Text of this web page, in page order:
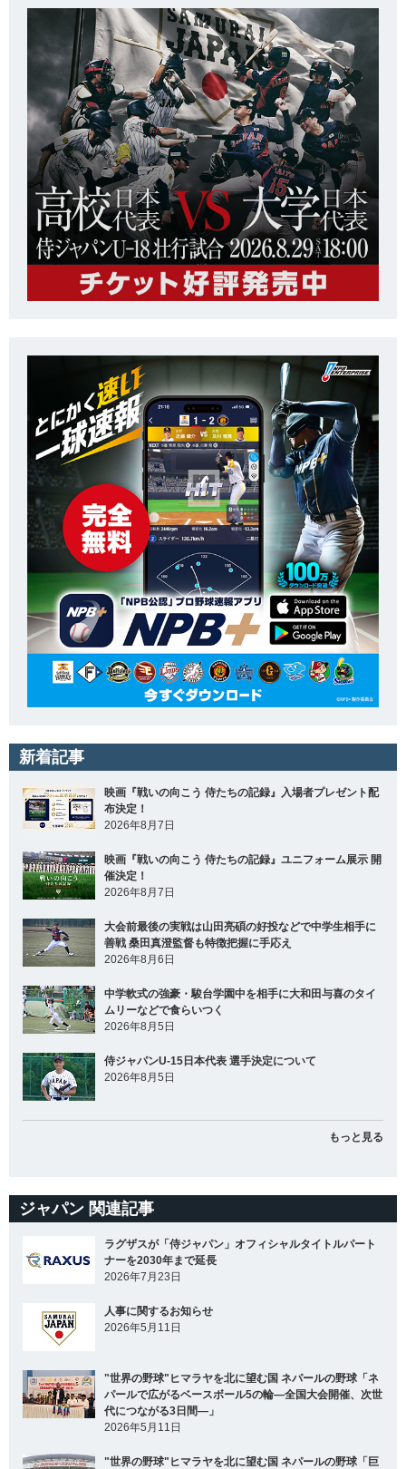
新着記事
映画『戦いの向こう 侍たちの記録』入場者プレゼント配
布決定！
2026年8月7日
映画『戦いの向こう 侍たちの記録』ユニフォーム展示 開
催決定！
2026年8月7日
大会前最後の実戦は山田亮碩の好投などで中学生相手に
善戦 桑田真澄監督も特徴把握に手応え
2026年8月6日
中学軟式の強豪・駿台学園中を相手に大和田与喜のタイ
ムリーなどで食らいつく
2026年8月5日
侍ジャパンU-15日本代表 選手決定について
2026年8月5日
もっと見る
ジャパン 関連記事
ラグザスが「侍ジャパン」オフィシャルタイトルパート
ナーを2030年まで延長
2026年7月23日
人事に関するお知らせ
2026年5月11日
"世界の野球"ヒマラヤを北に望む国 ネパールの野球「ネ
パールで広がるベースボール5の輪―全国大会開催、次世
代につながる3日間―」
2026年5月11日
"世界の野球"ヒマラヤを北に望む国 ネパールの野球「巨